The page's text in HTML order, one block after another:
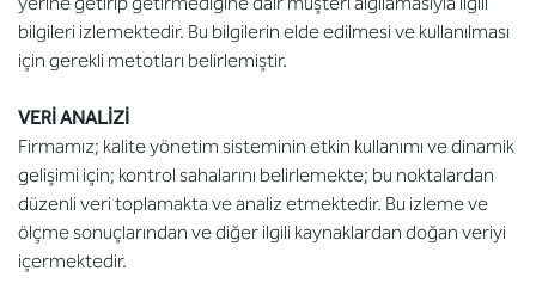
bilgileri izlemektedir. Bu bilgilerin elde edilmesi ve kullanılması
için gerekli metotları belirlemiştir.
VERİ ANALİZİ
Firmamız; kalite yönetim sisteminin etkin kullanımı ve dinamik
gelişimi için; kontrol sahalarını belirlemekte; bu noktalardan
düzenli veri toplamakta ve analiz etmektedir. Bu izleme ve
ölçme sonuçlarından ve diğer ilgili kaynaklardan doğan veriyi
içermektedir.